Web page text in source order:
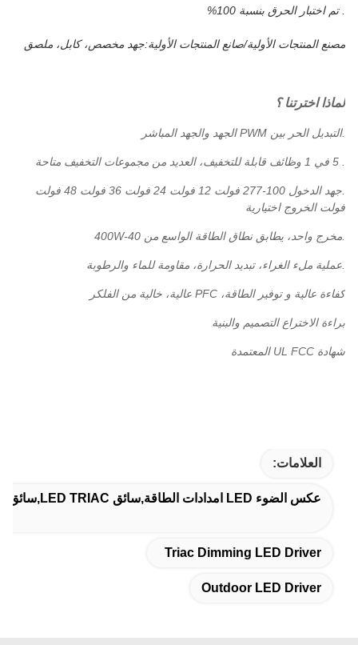
. تم اختبار الحرق بنسبة 100%
مصنع المنتجات الأولية/صانع المنتجات الأولية:جهد مخصص، كابل، ملصق
لماذا اخترتنا ؟
.التبديل الحر بين PWM الجهد والجهد المباشر
. 5 في 1 وظائف قابلة للتخفيف، العديد من مجموعات التخفيف متاحة
.جهد الدخول 100-277 فولت 12 فولت 24 فولت 36 فولت 48 فولت
فولت الخروج اختيارية
.مخرج واحد، يطابق نطاق الطاقة الواسع من 40-400W
.عملية ملء الغراء، تبديد الحرارة، مقاومة للماء والرطوبة
كفاءة عالية و توفير الطاقة، PFC عالية، خالية من الفلكر
براءة الاختراع التصميم والبنية
شهادة UL FCC المعتمدة
العلامات:
عكس الضوء LED امدادات الطاقة,سائق LED TRIAC,سائق LED خارجي
Triac Dimming LED Driver
Outdoor LED Driver